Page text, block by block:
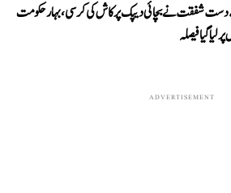
دست شفقت نے بچائی دیپک پرکاش کی کرسی، بہار حکومت
لیا گیا فیصلہ
ADVERTISEMENT